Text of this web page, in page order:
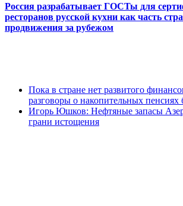
Россия разрабатывает ГОСТы для
ресторанов русской кухни как часть
продвижения за рубежом
Пока в стране нет развитого
разговоры о накопительных
Игорь Юшков: Нефтяные запасы
грани истощения